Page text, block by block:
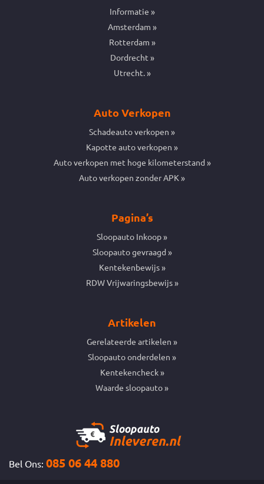
Informatie
Amsterdam
Rotterdam
Dordrecht
Utrecht.
Auto Verkopen
Schadeauto verkopen
Kapotte auto verkopen
Auto verkopen met hoge kilometerstand
Auto verkopen zonder APK
Pagina’s
Sloopauto Inkoop
Sloopauto gevraagd
Kentekenbewijs
RDW Vrijwaringsbewijs
Artikelen
Gerelateerde artikelen
Sloopauto onderdelen
Kentekencheck
Waarde sloopauto
Bel Ons: 085 06 44 880